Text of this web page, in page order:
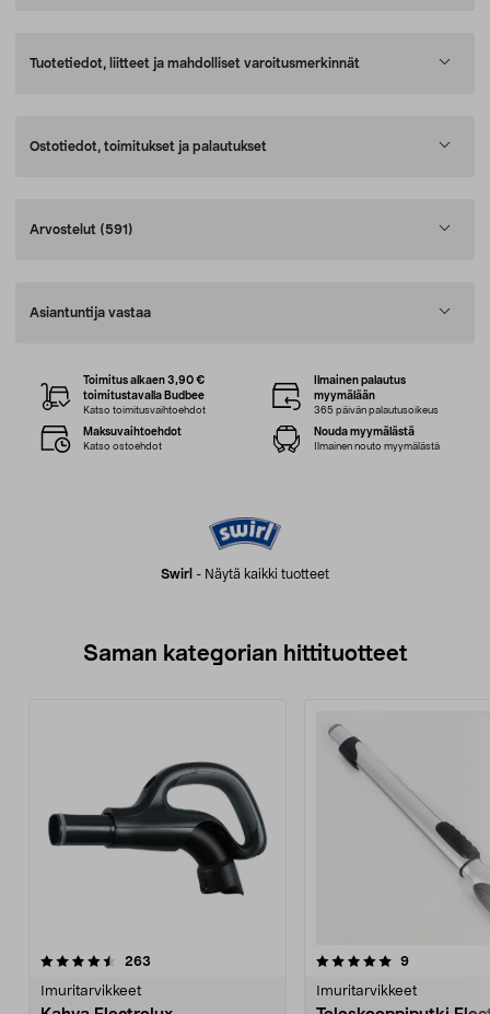
Tuotetiedot, liitteet ja mahdolliset varoitusmerkinnät
Ostotiedot, toimitukset ja palautukset
Arvostelut (591)
Asiantuntija vastaa
Swirl - Näytä kaikki tuotteet
Toimitus alkaen 3,90 €
toimitustavalla Budbee
Katso toimitusvaihtoehdot
Ilmainen palautus
myymälään
365 päivän palautusoikeus
Maksuvaihtoehdot
Katso ostoehdot
Nouda myymälästä
Ilmainen nouto myymälästä
Saman kategorian hittituotteet
263
Imuritarvikkeet
5.0 viidestä
9arvostelut
Imuritarvikkeet
4.0 viidestä